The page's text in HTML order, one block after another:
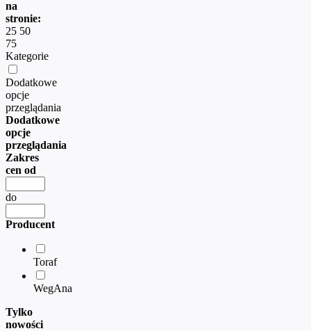
na
stronie:
25 50
75
Kategorie
Dodatkowe
opcje
przeglądania
Dodatkowe
opcje
przeglądania
Zakres
cen od
do
Producent
Toraf
WegAna
Tylko
nowości